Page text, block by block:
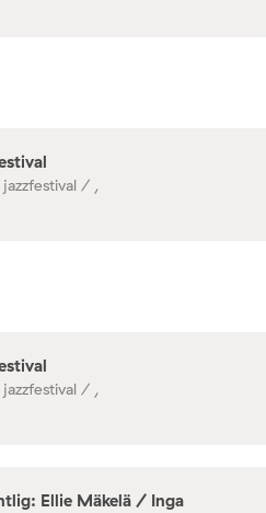
jazzfestival / ,
jazzfestival / ,
Ellie Mäkelä / Inga